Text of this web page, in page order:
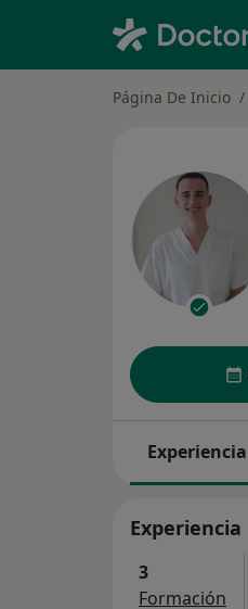
Página De Inicio
Experiencia
Experiencia
3
Formación